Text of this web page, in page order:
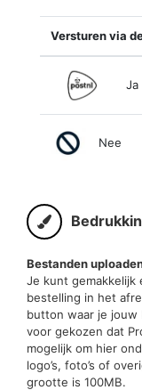
Versturen via
Ja
Nee
Bestanden
Je kunt gemakkelijk
bestelling in het
button waar je
voor gekozen dat
mogelijk om hier
logo’s, foto’s of
grootte is 100MB.